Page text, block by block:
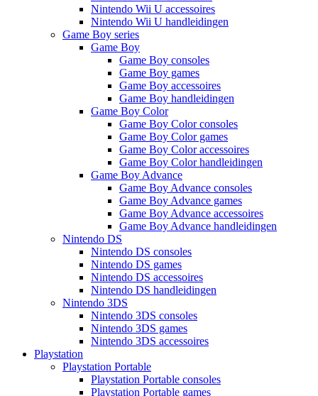
Nintendo Wii U accessoires
Nintendo Wii U handleidingen
Game Boy series
Game Boy
Game Boy consoles
Game Boy games
Game Boy accessoires
Game Boy handleidingen
Game Boy Color
Game Boy Color consoles
Game Boy Color games
Game Boy Color accessoires
Game Boy Color handleidingen
Game Boy Advance
Game Boy Advance consoles
Game Boy Advance games
Game Boy Advance accessoires
Game Boy Advance handleidingen
Nintendo DS
Nintendo DS consoles
Nintendo DS games
Nintendo DS accessoires
Nintendo DS handleidingen
Nintendo 3DS
Nintendo 3DS consoles
Nintendo 3DS games
Nintendo 3DS accessoires
Playstation
Playstation Portable
Playstation Portable consoles
Playstation Portable games